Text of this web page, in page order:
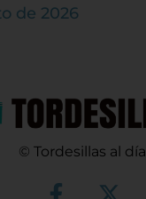
de 2026
© Tordesillas al día